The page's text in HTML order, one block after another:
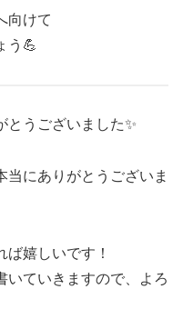
向けて
う💪
とうございました✨
当にありがとうございま
嬉しいです！
いていきますので、よろ